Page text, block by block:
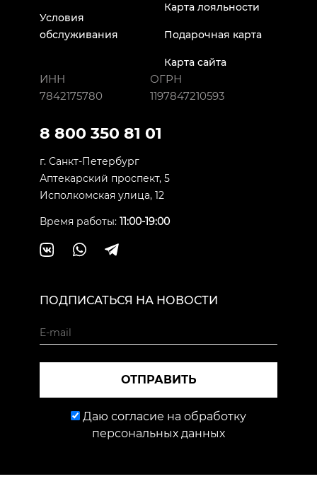
Условия
обслуживания
Карта лояльности
Подарочная карта
Карта сайта
ИНН
7842175780
ОГРН
1197847210593
8 800 350 81 01
г. Санкт-Петербург
Аптекарский проспект, 5
Исполкомская улица, 12
Время работы: 11:00-19:00
ПОДПИСАТЬСЯ НА НОВОСТИ
ОТПРАВИТЬ
Даю согласие на обработку
персональных данных